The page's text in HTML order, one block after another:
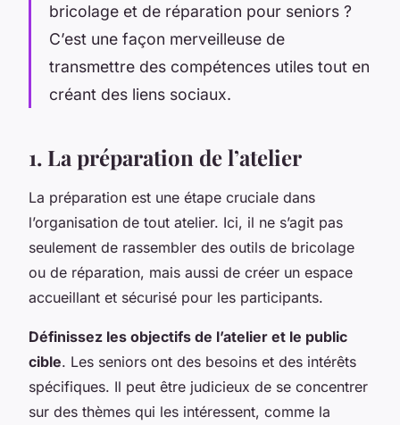
bricolage et de réparation pour seniors ?
C’est une façon merveilleuse de
transmettre des compétences utiles tout en
créant des liens sociaux.
1. La préparation de l’atelier
La préparation est une étape cruciale dans
l’organisation de tout atelier. Ici, il ne s’agit pas
seulement de rassembler des outils de bricolage
ou de réparation, mais aussi de créer un espace
accueillant et sécurisé pour les participants.
Définissez les objectifs de l’atelier et le public
cible. Les seniors ont des besoins et des intérêts
spécifiques. Il peut être judicieux de se concentrer
sur des thèmes qui les intéressent, comme la